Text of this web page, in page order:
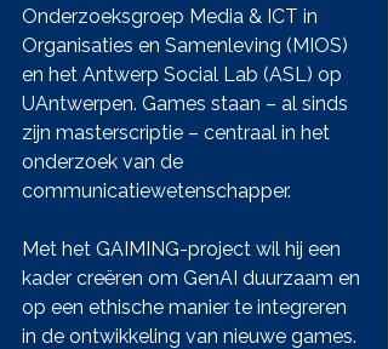
Onderzoeksgroep Media & ICT in
Organisaties en Samenleving (MIOS)
en het Antwerp Social Lab (ASL) op
UAntwerpen. Games staan – al sinds
zijn masterscriptie – centraal in het
onderzoek van de
communicatiewetenschapper.
Met het GAIMING-project wil hij een
kader creëren om GenAI duurzaam en
op een ethische manier te integreren
in de ontwikkeling van nieuwe games.